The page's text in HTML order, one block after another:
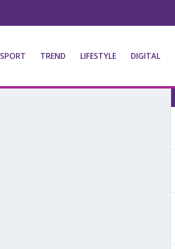
SPORT TREND LIFESTYLE DIGITAL